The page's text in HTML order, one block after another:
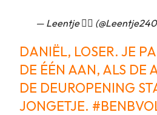
— Leentje ✌🏻
DANIËL, LOSER. JE
DE ÉÉN AAN, ALS DE
DE DEUROPENING
JONGETJE.